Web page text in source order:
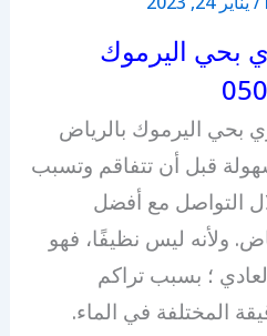
بحي اليرموك
بحي اليرموك بالرياض
قبل أن تتفاقم وتسبب
التواصل مع أفضل
ولأنه ليس نظيفًا، فهو
؛ بسبب تراكم
المختلفة في الماء.